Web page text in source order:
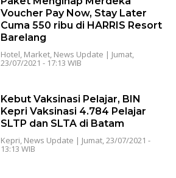
Paket Menginap Merdeka
Voucher Pay Now, Stay Later
Cuma 550 ribu di HARRIS Resort
Barelang
Hotel,Market,News Update |Jumat,
23/07/2021 - 17:13 WIB
Kebut Vaksinasi Pelajar, BIN
Kepri Vaksinasi 4.784 Pelajar
SLTP dan SLTA di Batam
Kepri,News Update |Jumat, 23/07/2021 -
13:13 WIB